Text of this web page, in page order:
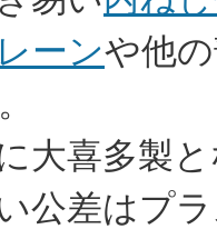
ーンや他
大喜多製
公差はプ